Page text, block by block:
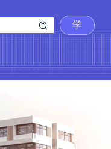
学
页